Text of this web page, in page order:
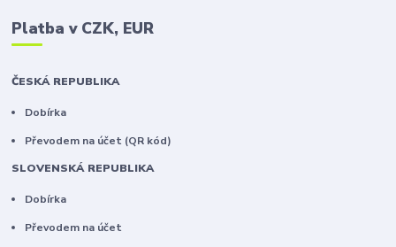
Platba v CZK, EUR
ČESKÁ REPUBLIKA
Dobírka
Převodem na účet (QR kód)
SLOVENSKÁ REPUBLIKA
Dobírka
Převodem na účet